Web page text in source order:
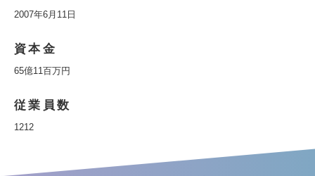
2007年6月11日
資本金
65億11百万円
従業員数
1212